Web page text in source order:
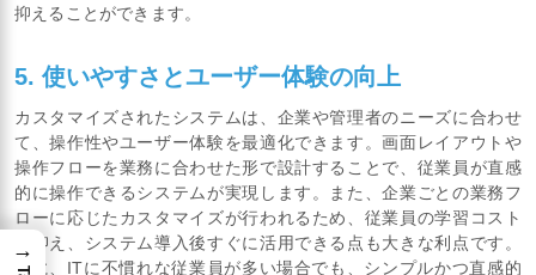
抑えることができます。
5. 使いやすさとユーザー体験の向上
カスタマイズされたシステムは、企業や管理者のニーズに合わせ
て、操作性やユーザー体験を最適化できます。画面レイアウトや
操作フローを業務に合わせた形で設計することで、従業員が直感
的に操作できるシステムが実現します。また、企業ごとの業務フ
ローに応じたカスタマイズが行われるため、従業員の学習コスト
を抑え、システム導入後すぐに活用できる点も大きな利点です。
特に、ITに不慣れな従業員が多い場合でも、シンプルかつ直感的
→